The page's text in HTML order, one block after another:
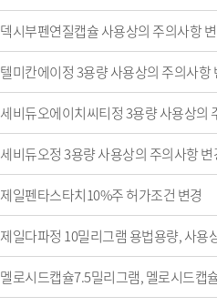
덱시부펜연질캡슐 사용상의 주의사항
텔미칸에이정 3용량 사용상의 주의사항
세비듀오에이치씨티정 3용량 사용상의
세비듀오정 3용량 사용상의 주의사항 변
제일펜타스타치10%주 허가조건 변경
제일다파정 10밀리그램 용법용량, 사용
멜로시드캡슐7.5밀리그램, 멜로시드캡